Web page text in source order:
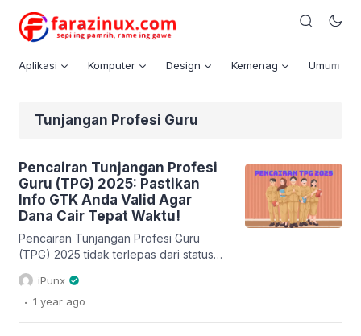
Aplikasi Komputer Design Kemenag Umum
Tunjangan Profesi Guru
Pencairan Tunjangan Profesi
Guru (TPG) 2025: Pastikan
Info GTK Anda Valid Agar
Dana Cair Tepat Waktu!
Pencairan Tunjangan Profesi Guru
(TPG) 2025 tidak terlepas dari status
validasi data pada Info GTK dan kode
yang ada di dalamnya. Setiap kode
dalam Info GTK memiliki arti penting
iPunx
. 1 year ago